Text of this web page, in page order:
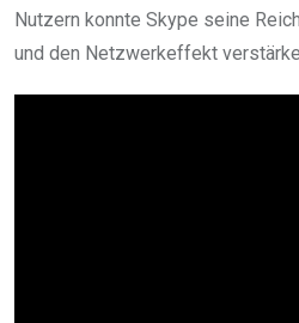
Nutzern konnte Skype seine
und den Netzwerkeffekt